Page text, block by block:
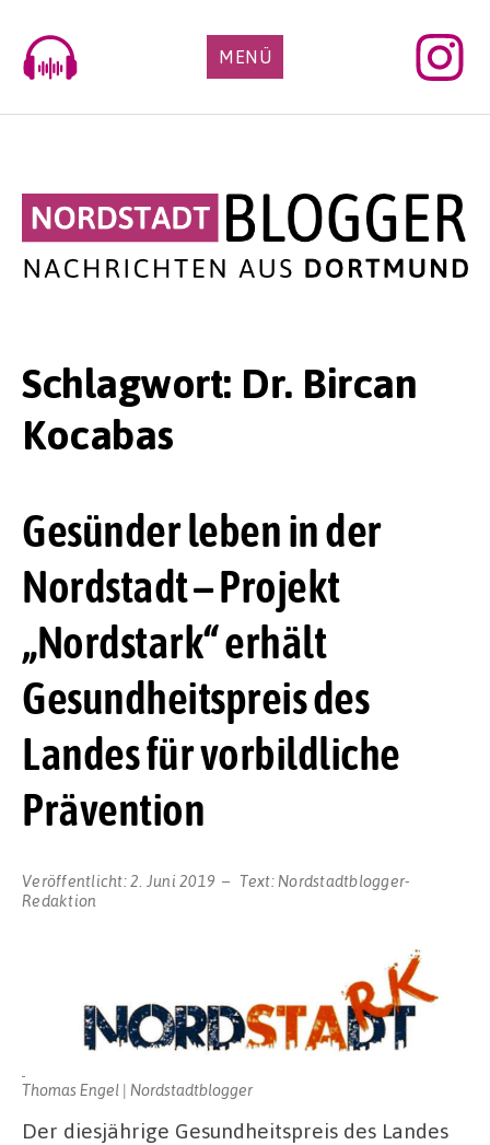
content
MENÜ
Schlagwort: Dr. Bircan
Kocabas
Gesünder leben in der
Nordstadt – Projekt
„Nordstark“ erhält
Gesundheitspreis des
Landes für vorbildliche
Prävention
Veröffentlicht:2. Juni 2019 Text: Nordstadtblogger-
Redaktion
Thomas Engel | Nordstadtblogger
Der diesjährige Gesundheitspreis des Landes